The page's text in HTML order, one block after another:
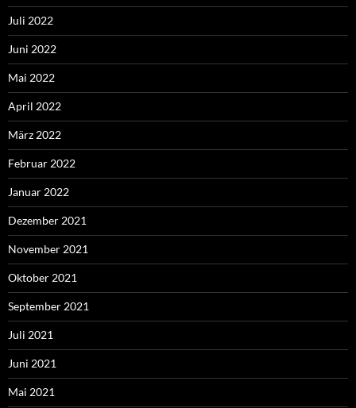
Juli 2022
Juni 2022
Mai 2022
April 2022
März 2022
Februar 2022
Januar 2022
Dezember 2021
November 2021
Oktober 2021
September 2021
Juli 2021
Juni 2021
Mai 2021